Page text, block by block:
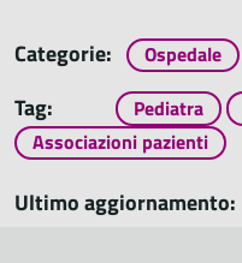
Categorie: Ospedale
Tag: Pediatra
Associazioni pazienti
Ultimo aggiornamento: